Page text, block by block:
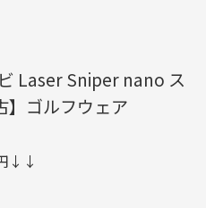
Laser Sniper nano ス
】ゴルフウェア
↓↓